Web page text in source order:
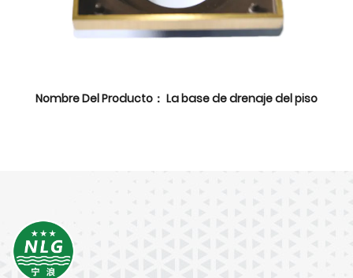
Nombre Del Producto： La base de drenaje del piso